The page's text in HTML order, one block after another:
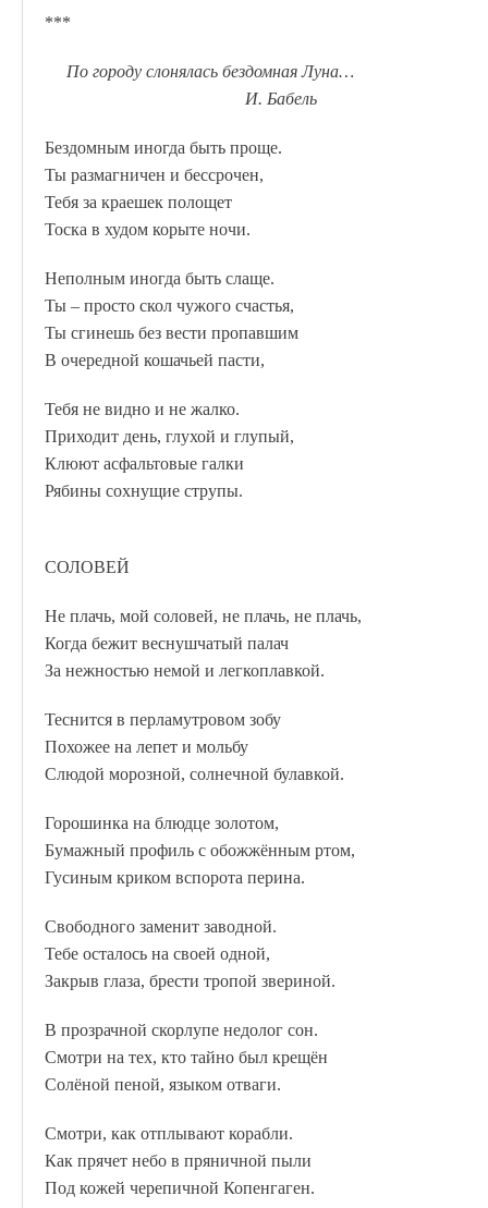
***
По городу слонялась бездомная Луна…
И. Бабель
Бездомным иногда быть проще.
Ты размагничен и бессрочен,
Тебя за краешек полощет
Тоска в худом корыте ночи.
Неполным иногда быть слаще.
Ты – просто скол чужого счастья,
Ты сгинешь без вести пропавшим
В очередной кошачьей пасти,
Тебя не видно и не жалко.
Приходит день, глухой и глупый,
Клюют асфальтовые галки
Рябины сохнущие струпы.
СОЛОВЕЙ
Не плачь, мой соловей, не плачь, не плачь,
Когда бежит веснушчатый палач
За нежностью немой и легкоплавкой.
Теснится в перламутровом зобу
Похожее на лепет и мольбу
Слюдой морозной, солнечной булавкой.
Горошинка на блюдце золотом,
Бумажный профиль с обожжённым ртом,
Гусиным криком вспорота перина.
Свободного заменит заводной.
Тебе осталось на своей одной,
Закрыв глаза, брести тропой звериной.
В прозрачной скорлупе недолог сон.
Смотри на тех, кто тайно был крещён
Солёной пеной, языком отваги.
Смотри, как отплывают корабли.
Как прячет небо в пряничной пыли
Под кожей черепичной Копенгаген.